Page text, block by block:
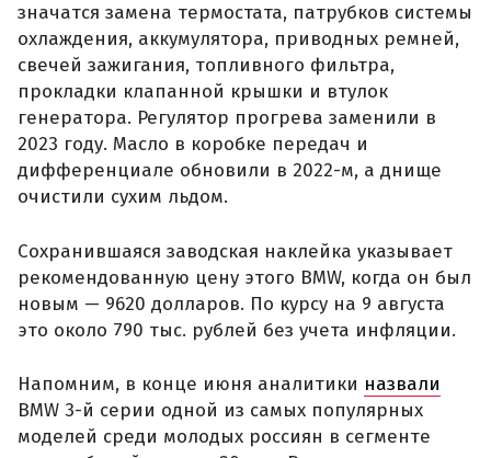
значатся замена термостата, патрубков системы
охлаждения, аккумулятора, приводных ремней,
свечей зажигания, топливного фильтра,
прокладки клапанной крышки и втулок
генератора. Регулятор прогрева заменили в
2023 году. Масло в коробке передач и
дифференциале обновили в 2022-м, а днище
очистили сухим льдом.
Сохранившаяся заводская наклейка указывает
рекомендованную цену этого BMW, когда он был
новым — 9620 долларов. По курсу на 9 августа
это около 790 тыс. рублей без учета инфляции.
Напомним, в конце июня аналитики назвали
BMW 3-й серии одной из самых популярных
моделей среди молодых россиян в сегменте